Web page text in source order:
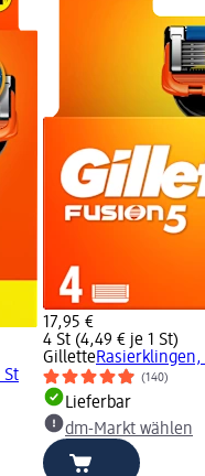
St
17,95 €
4 St (4,49 € je 1 St)
Gillette
(140)
Lieferbar
dm-Markt wählen